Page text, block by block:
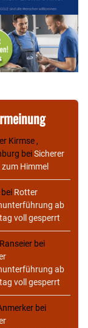
Kirmse ,
beiSicherer
zum Himmel
bei Rotter
ab
voll gesperrt
bei
ab
voll gesperrt
bei